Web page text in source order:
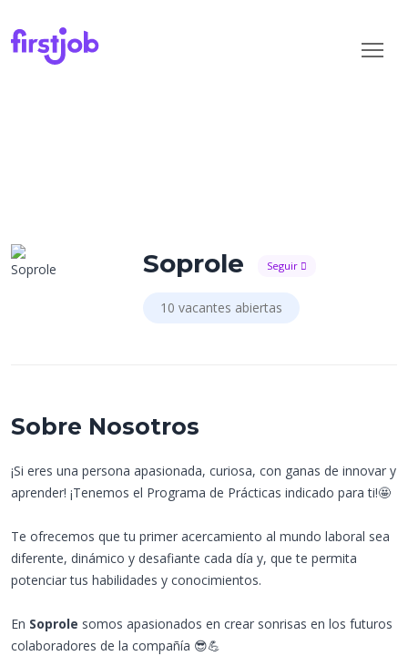
Soprole Seguir
10 vacantes abiertas
Sobre Nosotros
¡Si eres una persona apasionada, curiosa, con ganas de innovar y
aprender! ¡Tenemos el Programa de Prácticas indicado para ti!🤩
Te ofrecemos que tu primer acercamiento al mundo laboral sea
diferente, dinámico y desafiante cada día y, que te permita
potenciar tus habilidades y conocimientos.
En Soprole somos apasionados en crear sonrisas en los futuros
colaboradores de la compañía 😎💪